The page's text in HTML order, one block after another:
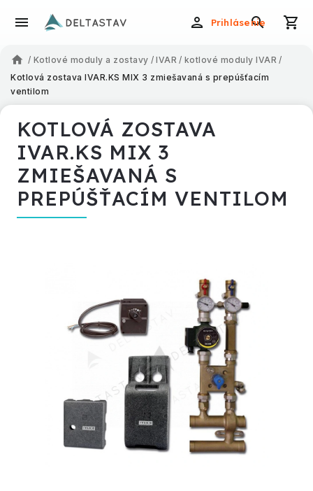
Prihlásenie
/ Kotlové moduly a zostavy / IVAR / kotlové moduly IVAR /
Kotlová zostava IVAR.KS MIX 3 zmiešavaná s prepúšťacím
ventilom
KOTLOVÁ ZOSTAVA
IVAR.KS MIX 3
ZMIEŠAVANÁ S
PREPÚŠŤACÍM VENTILOM